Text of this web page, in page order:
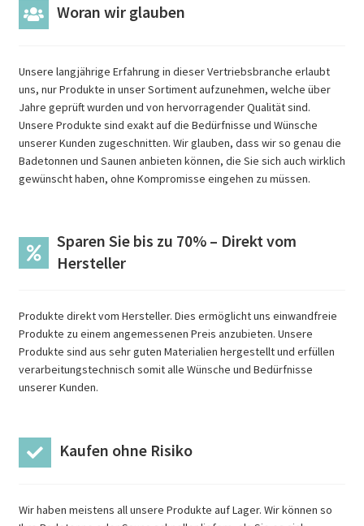
Zubehör
Öfen
Andere Produkte
Info
info@sauna-badetonne.de
Woran wir glauben
Unsere langjährige Erfahrung in dieser Vertriebsbranche erlaubt
uns, nur Produkte in unser Sortiment aufzunehmen, welche über
Jahre geprüft wurden und von hervorragender Qualität sind.
Unsere Produkte sind exakt auf die Bedürfnisse und Wünsche
unserer Kunden zugeschnitten. Wir glauben, dass wir so genau die
Badetonnen und Saunen anbieten können, die Sie sich auch wirklich
gewünscht haben, ohne Kompromisse eingehen zu müssen.
Sparen Sie bis zu 70% – Direkt vom
Hersteller
Produkte direkt vom Hersteller. Dies ermöglicht uns einwandfreie
Produkte zu einem angemessenen Preis anzubieten. Unsere
Produkte sind aus sehr guten Materialien hergestellt und erfüllen
verarbeitungstechnisch somit alle Wünsche und Bedürfnisse
unserer Kunden.
Kaufen ohne Risiko
Wir haben meistens all unsere Produkte auf Lager. Wir können so